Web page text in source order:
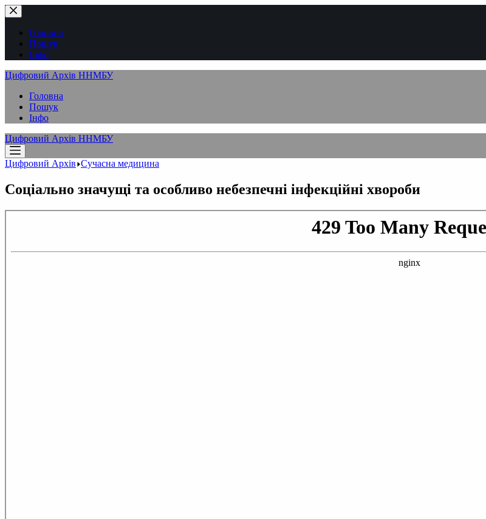
Перейти
до
вмістуГоловна
Пошук
Інфо
Цифровий Архів ННМБУ
Головна
Пошук
Інфо
Цифровий Архів ННМБУ
Цифровий Архів Сучасна медицина
Соціально значущі та особливо небезпечні інфекційні хвороби